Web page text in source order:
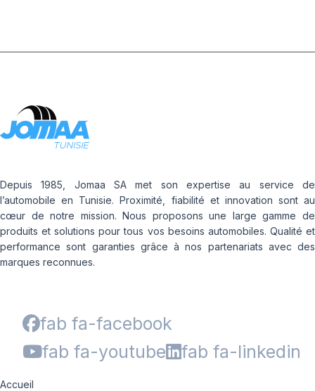
Depuis 1985, Jomaa SA met son expertise au service de
l’automobile en Tunisie. Proximité, fiabilité et innovation sont au
cœur de notre mission. Nous proposons une large gamme de
produits et solutions pour tous vos besoins automobiles. Qualité et
performance sont garanties grâce à nos partenariats avec des
marques reconnues.
fab fa-facebook
fab fa-youtube
fab fa-linkedin
Accueil